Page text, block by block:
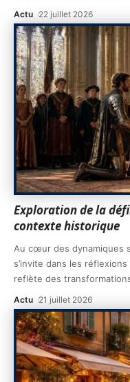
Actu 22 juillet 2026
Exploration de la
contexte historique
Au cœur des dynamiques
s’invite dans les
reflète des
Actu 21 juillet 2026